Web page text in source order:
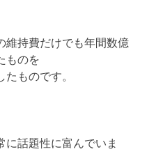
維持費だけでも年間数億
ものを
ものです。
に話題性に富んでいま